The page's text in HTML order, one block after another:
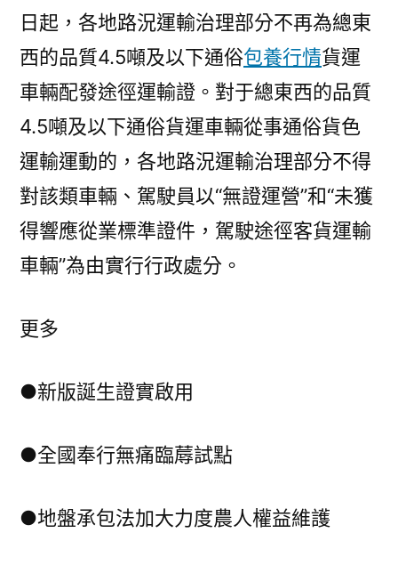
日起，各地路況運輸治理部分不再為總東
西的品質4.5噸及以下通俗包養行情貨運
車輛配發途徑運輸證。對于總東西的品質
4.5噸及以下通俗貨運車輛從事通俗貨色
運輸運動的，各地路況運輸治理部分不得
對該類車輛、駕駛員以“無證運營”和“未獲
得響應從業標準證件，駕駛途徑客貨運輸
車輛”為由實行行政處分。
更多
●新版誕生證實啟用
●全國奉行無痛臨蓐試點
●地盤承包法加大力度農人權益維護